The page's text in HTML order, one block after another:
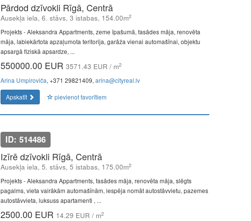
Pārdod dzīvokli Rīgā, Centrā
Ausekļa iela, 6. stāvs, 3 istabas, 154.00m2
Projekts - Aleksandra Appartments, zeme īpašumā, fasādes māja, renovēta
māja, labiekārtota apzaļumota teritorija, garāža vienai automašīnai, objektu
apsargā fiziskā apsardze, ...
550000.00 EUR 3571.43 EUR / m2
Arina Umpiroviča, +371 29821409, arina@cityreal.lv
Apskatīt
pievienot favorītiem
ID: 514486
Izīrē dzīvokli Rīgā, Centrā
Ausekļa iela, 5. stāvs, 5 istabas, 175.00m2
Projekts - Aleksandra Appartments, fasādes māja, renovēta māja, slēgts
pagalms, vieta vairākām automašīnām, iespēja nomāt autostāvvietu, pazemes
autostāvvieta, luksuss apartamenti , ...
2500.00 EUR 14.29 EUR / m2